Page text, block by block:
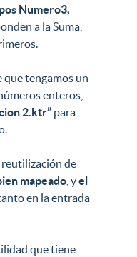
Numero3,
a la Suma,
que tengamos un
enteros,
2.ktr” para
reutilización de
mapeado , yel
en la entrada
que tiene